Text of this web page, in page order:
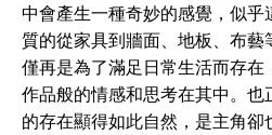
中會產生一種奇妙的感覺，似
質的從家具到牆面、地板、布
僅再是為了滿足日常生活而存
作品般的情感和思考在其中。
的存在顯得如此自然，是主角